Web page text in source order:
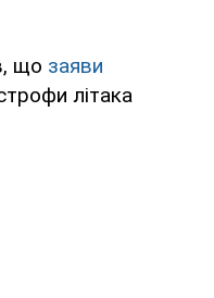
що заяви
літака